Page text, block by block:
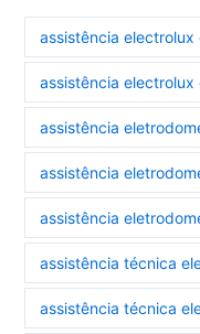
assistência electrolux
assistência electrolux
assistência
assistência
assistência
assistência técnica
assistência técnica